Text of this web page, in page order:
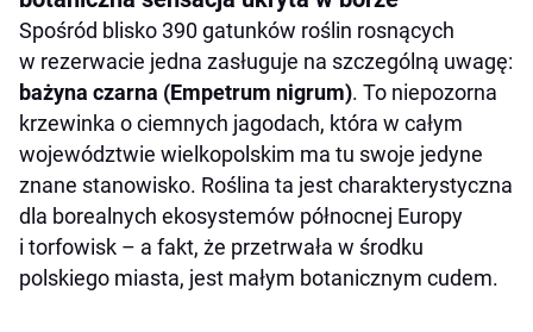
Spośród blisko 390 gatunków roślin rosnących
w rezerwacie jedna zasługuje na szczególną uwagę:
bażyna czarna (Empetrum nigrum). To niepozorna
krzewinka o ciemnych jagodach, która w całym
województwie wielkopolskim ma tu swoje jedyne
znane stanowisko. Roślina ta jest charakterystyczna
dla borealnych ekosystemów północnej Europy
i torfowisk – a fakt, że przetrwała w środku
polskiego miasta, jest małym botanicznym cudem.